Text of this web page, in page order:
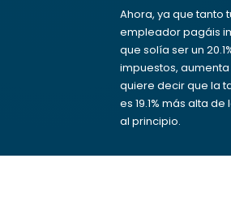
Ahora, ya que tanto
empleador pagáis
que solía ser un
impuestos, aumenta
quiere decir que la
es 19.1% más alta
al principio.